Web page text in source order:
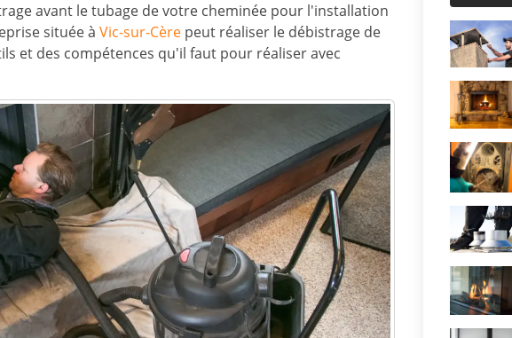
avant le tubage de votre cheminée pour l'installation
située à Vic-sur-Cère peut réaliser le débistrage de
et des compétences qu'il faut pour réaliser avec